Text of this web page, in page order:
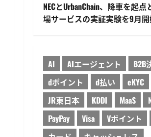
NECとUrbanChain、降車を起
場サービスの実証実験を9月
AI AIエージェント
B2B
dポイント
d払い eKYC
JR東日本
KDDI MaaS
PayPay
Visa Vポイント